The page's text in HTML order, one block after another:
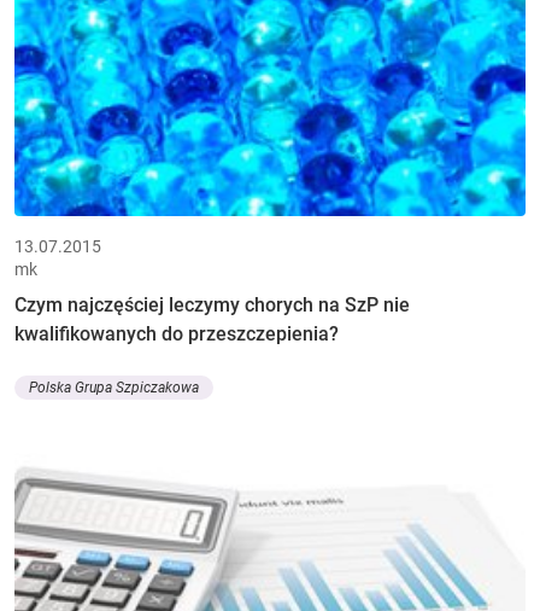
13.07.2015
mk
Czym najczęściej leczymy chorych na SzP nie
kwalifikowanych do przeszczepienia?
Polska Grupa Szpiczakowa